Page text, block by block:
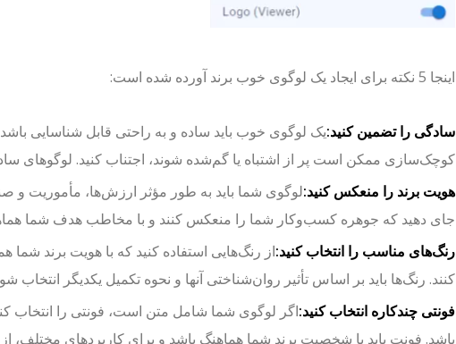
اینجا 5 نکته برای ایجاد یک لوگوی خوب برند آورده شده است:
سادگی را تضمین کنید:یک لوگوی خوب باید ساده و به راحتی قابل شناسایی
کوچک‌سازی ممکن است پر از اشتباه یا گم‌شده شوند، اجتناب کنید. لوگوهای ساده
هویت برند را منعکس کنید:لوگوی شما باید به طور مؤثر ارزش‌ها، مأموریت و
جای دهید که جوهره کسب‌وکار شما را منعکس کنند و با مخاطب هدف شما
رنگ‌های مناسب را انتخاب کنید:از رنگ‌هایی استفاده کنید که با هویت برند
کنند. رنگ‌ها باید بر اساس تأثیر روان‌شناختی آنها و نحوه تکمیل یکدیگر انتخاب
فونتی چندکاره انتخاب کنید:اگر لوگوی شما شامل متن است، فونتی را انتخاب
باشد. فونت باید با شخصیت برند شما هماهنگ باشد و برای کاربردهای مختلف،